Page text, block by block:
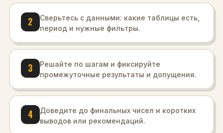
2
Сверьтесь с данными: какие таблицы есть,
период и нужные фильтры.
3
Решайте по шагам и фиксируйте
промежуточные результаты и допущения.
4
Доведите до финальных чисел и коротких
выводов или рекомендаций.